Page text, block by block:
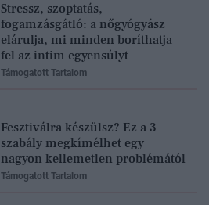
Stressz, szoptatás,
fogamzásgátló: a nőgyógyász
elárulja, mi minden boríthatja
fel az intim egyensúlyt
Támogatott Tartalom
Fesztiválra készülsz? Ez a 3
szabály megkímélhet egy
nagyon kellemetlen problémától
Támogatott Tartalom